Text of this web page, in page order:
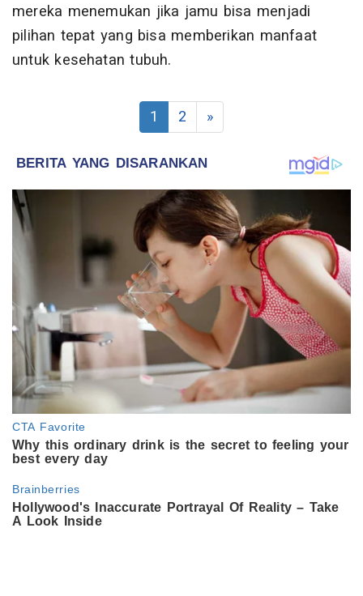
mereka menemukan jika jamu bisa menjadi
pilihan tepat yang bisa memberikan manfaat
untuk kesehatan tubuh.
1 2 »